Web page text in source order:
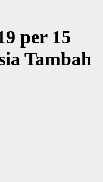
per 15
Tambah